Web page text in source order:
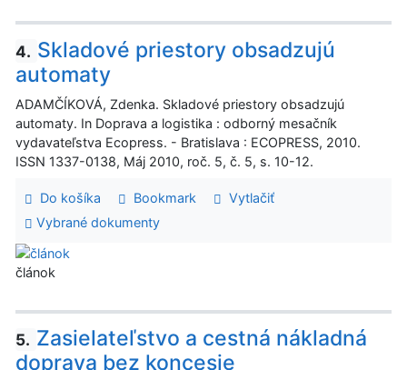
4. Skladové priestory obsadzujú
automaty
ADAMČÍKOVÁ, Zdenka. Skladové priestory obsadzujú
automaty. In Doprava a logistika : odborný mesačník
vydavateľstva Ecopress. - Bratislava : ECOPRESS, 2010.
ISSN 1337-0138, Máj 2010, roč. 5, č. 5, s. 10-12.
Do košíka Bookmark
Vytlačiť
Vybrané dokumenty
článok
5. Zasielateľstvo a cestná nákladná
doprava bez koncesie